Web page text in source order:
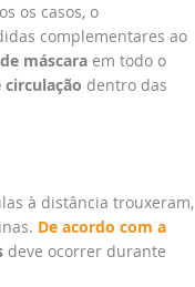
os casos, o
complementares ao
máscara em todo o
dentro das
à distância trouxeram,
De acordo com a
deve ocorrer durante